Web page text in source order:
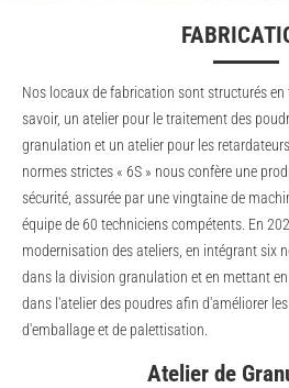
Nos locaux de fabrication sont structurés
savoir, un atelier pour le traitement des
granulation et un atelier pour les
normes strictes « 6S » nous confère une
sécurité, assurée par une vingtaine de
équipe de 60 techniciens compétents. En
modernisation des ateliers, en intégrant six
dans la division granulation et en mettant
dans l'atelier des poudres afin d'améliorer
d'emballage et de palettisation.
Atelier de